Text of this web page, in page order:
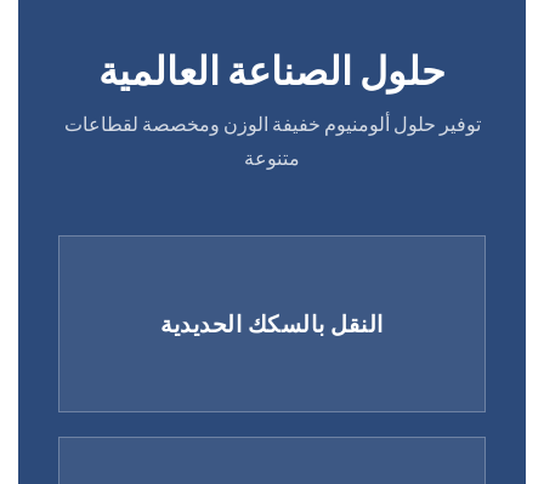
حلول الصناعة العالمية
توفير حلول ألومنيوم خفيفة الوزن ومخصصة لقطاعات
متنوعة
النقل بالسكك الحديدية